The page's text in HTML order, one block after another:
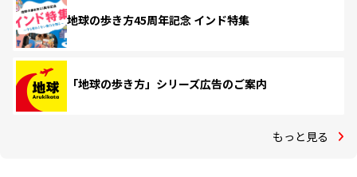
地球の歩き方45周年記念 インド特集
「地球の歩き方」シリーズ広告のご案内
もっと見る